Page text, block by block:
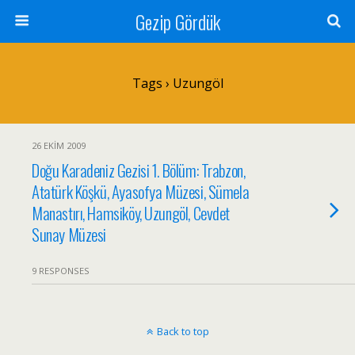
Gezip Gördük
Tags › Uzungöl
26 EKIM 2009
Doğu Karadeniz Gezisi 1. Bölüm: Trabzon,
Atatürk Köşkü, Ayasofya Müzesi, Sümela
Manastırı, Hamsiköy, Uzungöl, Cevdet
Sunay Müzesi
9 RESPONSES
Back to top